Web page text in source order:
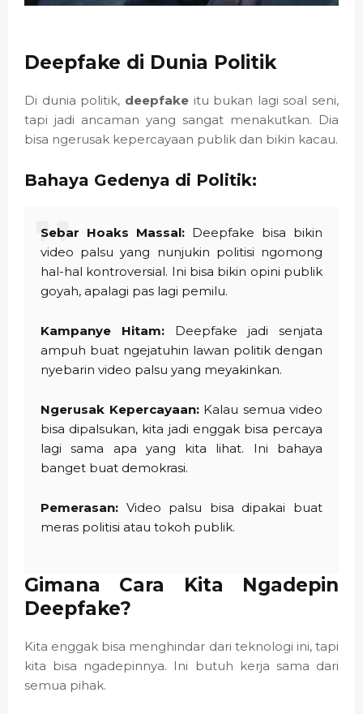
Deepfake di Dunia Politik
Di dunia politik, deepfakeitu bukan lagi soal seni,
tapi jadi ancaman yang sangat menakutkan. Dia
bisa ngerusak kepercayaan publik dan bikin kacau.
Bahaya Gedenya di Politik:
Sebar Hoaks Massal: Deepfake bisa bikin
video palsu yang nunjukin politisi ngomong
hal-hal kontroversial. Ini bisa bikin opini publik
goyah, apalagi pas lagi pemilu.
Kampanye Hitam: Deepfake jadi senjata
ampuh buat ngejatuhin lawan politik dengan
nyebarin video palsu yang meyakinkan.
Ngerusak Kepercayaan:Kalau semua video
bisa dipalsukan, kita jadi enggak bisa percaya
lagi sama apa yang kita lihat. Ini bahaya
banget buat demokrasi.
Pemerasan: Video palsu bisa dipakai buat
meras politisi atau tokoh publik.
Gimana Cara Kita Ngadepin
Deepfake?
Kita enggak bisa menghindar dari teknologi ini, tapi
kita bisa ngadepinnya. Ini butuh kerja sama dari
semua pihak.